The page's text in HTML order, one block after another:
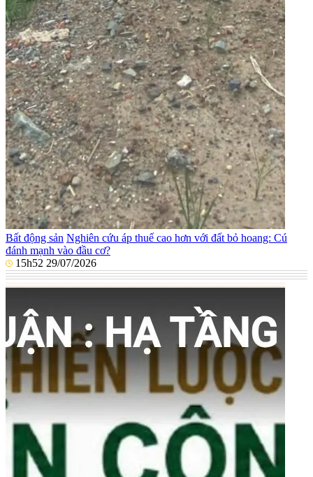
Bất động sản Nghiên cứu áp thuế cao hơn với đất bỏ hoang: Cú
đánh mạnh vào đầu cơ?
15h52 29/07/2026